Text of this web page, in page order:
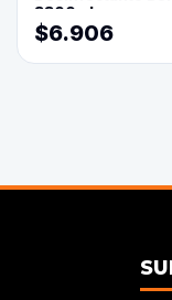
3800ml
$6.906